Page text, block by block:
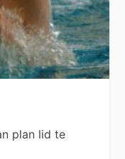
plan lid te